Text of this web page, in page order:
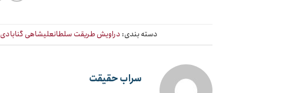
دسته بندی: دراویش طریقت سلطانعلیشاهی گنابادی
سراب حقیقت